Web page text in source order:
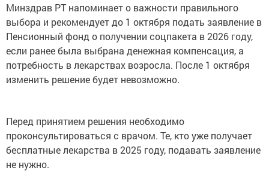
Минздрав РТ напоминает о важности правильного
выбора и рекомендует до 1 октября подать заявление в
Пенсионный фонд о получении соцпакета в 2026 году,
если ранее была выбрана денежная компенсация, а
потребность в лекарствах возросла. После 1 октября
изменить решение будет невозможно.
Перед принятием решения необходимо
проконсультироваться с врачом. Те, кто уже получает
бесплатные лекарства в 2025 году, подавать заявление
не нужно.